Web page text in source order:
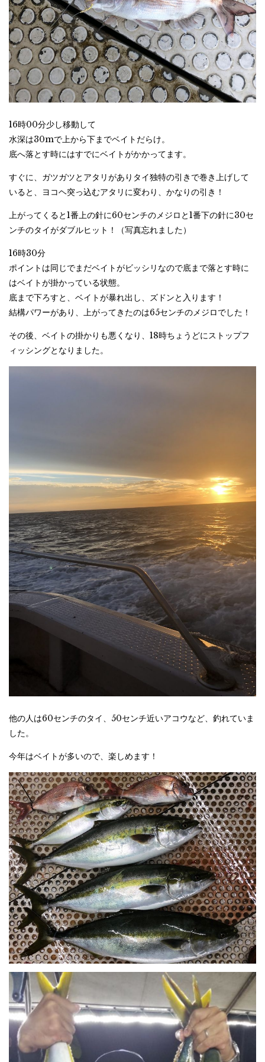
16時00分少し移動して
水深は30mで上から下までベイトだらけ。
底へ落とす時にはすでにベイトがかかってます。
すぐに、ガツガツとアタリがありタイ独特の引きで巻き上げして
いると、ヨコヘ突っ込むアタリに変わり、かなりの引き！
上がってくると1番上の針に60センチのメジロと1番下の針に30セ
ンチのタイがダブルヒット！（写真忘れました）
16時30分
ポイントは同じでまだベイトがビッシリなので底まで落とす時に
はベイトが掛かっている状態。
底まで下ろすと、ベイトが暴れ出し、ズドンと入ります！
結構パワーがあり、上がってきたのは65センチのメジロでした！
その後、ベイトの掛かりも悪くなり、18時ちょうどにストップフ
ィッシングとなりました。
他の人は60センチのタイ、50センチ近いアコウなど、釣れていま
した。
今年はベイトが多いので、楽しめます！